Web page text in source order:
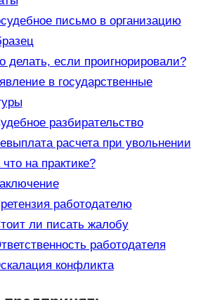
письмо в организацию
делать, если проигнорировали?
в государственные
разбирательство
расчета при увольнении
на практике?
работодателю
ли писать жалобу
работодателя
конфликта